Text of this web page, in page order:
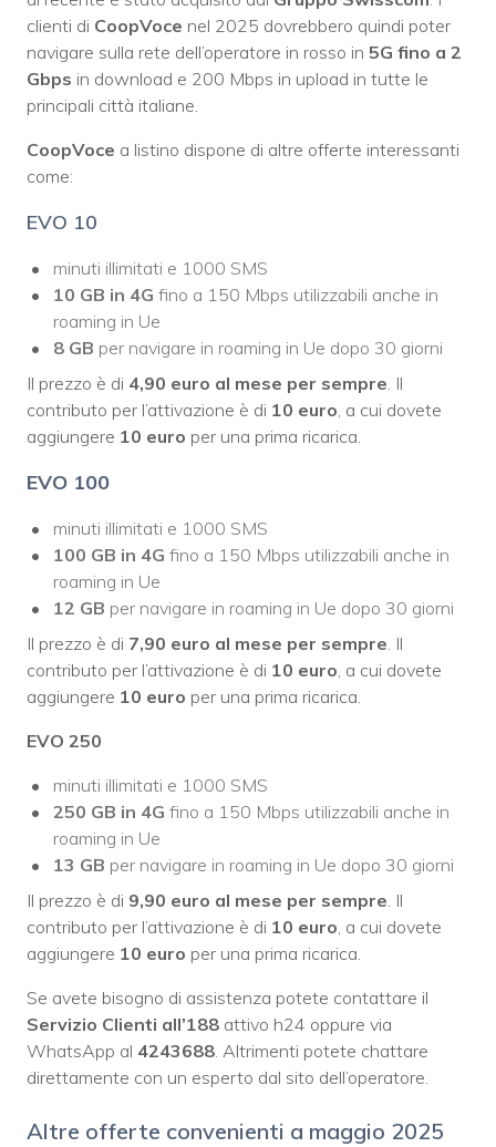
clienti di CoopVoce nel 2025 dovrebbero quindi poter
navigare sulla rete dell’operatore in rosso in 5G fino a 2
Gbps in download e 200 Mbps in upload in tutte le
principali città italiane.
CoopVoce a listino dispone di altre offerte interessanti
come:
EVO 10
minuti illimitati e 1000 SMS
10 GB in 4G fino a 150 Mbps utilizzabili anche in
roaming in Ue
8 GB per navigare in roaming in Ue dopo 30 giorni
Il prezzo è di 4,90 euro al mese per sempre. Il
contributo per l’attivazione è di 10 euro, a cui dovete
aggiungere 10 euro per una prima ricarica.
EVO 100
minuti illimitati e 1000 SMS
100 GB in 4G fino a 150 Mbps utilizzabili anche in
roaming in Ue
12 GB per navigare in roaming in Ue dopo 30 giorni
Il prezzo è di 7,90 euro al mese per sempre. Il
contributo per l’attivazione è di 10 euro, a cui dovete
aggiungere 10 euro per una prima ricarica.
EVO 250
minuti illimitati e 1000 SMS
250 GB in 4G fino a 150 Mbps utilizzabili anche in
roaming in Ue
13 GB per navigare in roaming in Ue dopo 30 giorni
Il prezzo è di 9,90 euro al mese per sempre. Il
contributo per l’attivazione è di 10 euro, a cui dovete
aggiungere 10 euro per una prima ricarica.
Se avete bisogno di assistenza potete contattare il
Servizio Clienti all’188 attivo h24 oppure via
WhatsApp al 4243688. Altrimenti potete chattare
direttamente con un esperto dal sito dell’operatore.
Altre offerte convenienti a maggio 2025